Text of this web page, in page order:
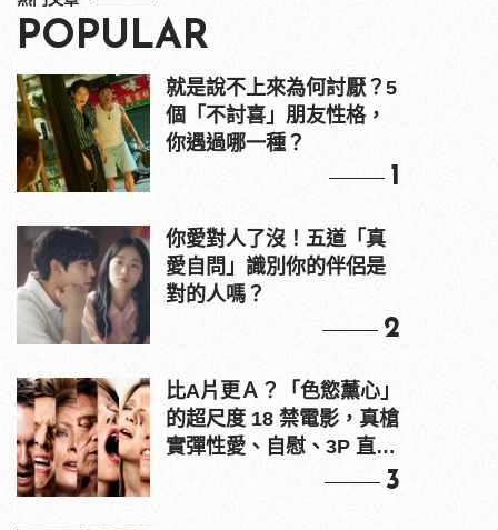
POPULAR
就是說不上來為何討厭？5
個「不討喜」朋友性格，
你遇過哪一種？
1
你愛對人了沒！五道「真
愛自問」識別你的伴侶是
對的人嗎？
2
比A片更Ａ？「色慾薰心」
的超尺度 18 禁電影，真槍
實彈性愛、自慰、3P 直接
3